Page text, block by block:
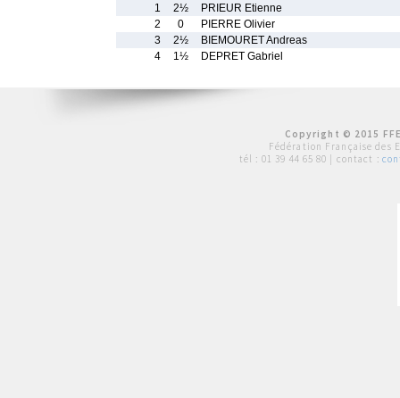
1
2½
PRIEUR Etienne
2
0
PIERRE Olivier
3
2½
BIEMOURET Andreas
4
1½ DEPRET Gabriel
Copyright © 2015
Fédération Française des
tél : 01 39 44 65 80 | contact :